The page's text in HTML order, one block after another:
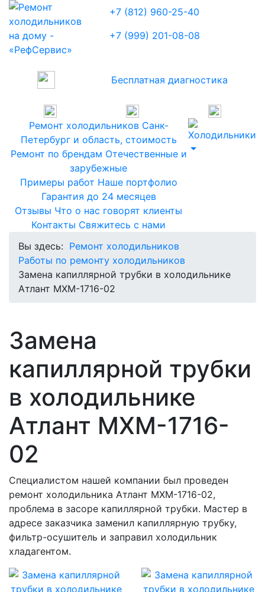
+7 (812) 960-25-40
+7 (999) 201-08-08
Бесплатная диагностика
Ремонт холодильников Санк-
Петербург и область, стоимость
Ремонт по брендам Отечественные и
зарубежные
Примеры работ Наше портфолио
Гарантия до 24 месяцев
Отзывы Что о нас говорят клиенты
Контакты Свяжитесь с нами
Вы здесь: Ремонт холодильников
Работы по ремонту холодильников
Замена капиллярной трубки в холодильнике
Атлант МХМ-1716-02
Замена
капиллярной трубки
в холодильнике
Атлант МХМ-1716-
02
Специалистом нашей компании был проведен
ремонт холодильника Атлант МХМ-1716-02,
проблема в засоре капиллярной трубки. Мастер в
адресе заказчика заменил капиллярную трубку,
фильтр-осушитель и заправил холодильник
хладагентом.